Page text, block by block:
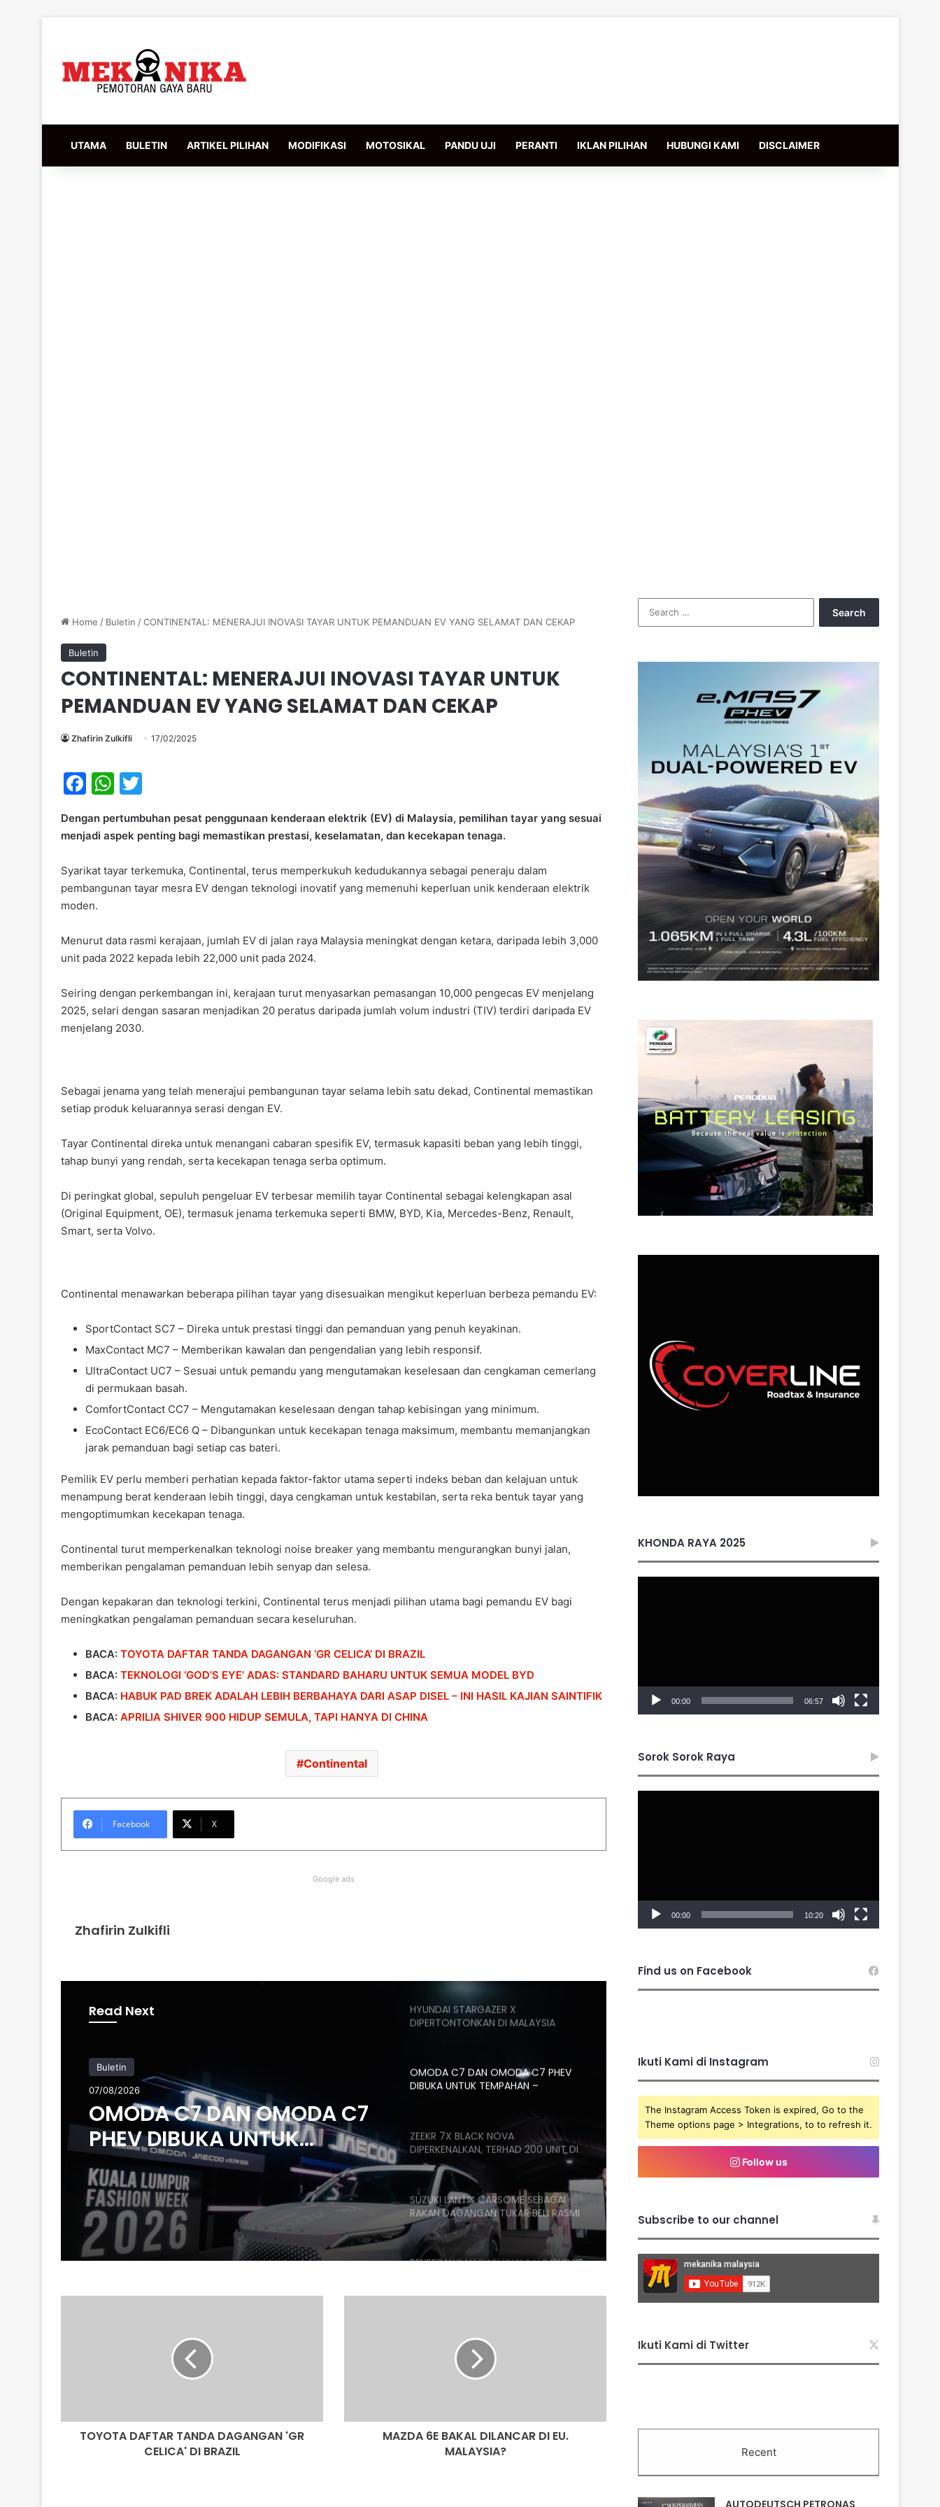
UTAMA BULETIN ARTIKEL PILIHAN MODIFIKASI MOTOSIKAL PANDU UJI PERANTI IKLAN PILIHAN HUBUNGI KAMI DISCLAIMER
Home / Buletin /CONTINENTAL: MENERAJUI INOVASI TAYAR UNTUK PEMANDUAN EV YANG SELAMAT DAN CEKAP
Buletin
CONTINENTAL: MENERAJUI INOVASI TAYAR UNTUK
PEMANDUAN EV YANG SELAMAT DAN CEKAP
Zhafirin Zulkifli 17/02/2025
F
c
b
o
o
k
W
at
s
A
p
itt
Dengan pertumbuhan pesat penggunaan kenderaan elektrik (EV) di Malaysia, pemilihan tayar yang sesuai
menjadi aspek penting bagi memastikan prestasi, keselamatan, dan kecekapan tenaga.
Syarikat tayar terkemuka, Continental, terus memperkukuh kedudukannya sebagai peneraju dalam
pembangunan tayar mesra EV dengan teknologi inovatif yang memenuhi keperluan unik kenderaan elektrik
moden.
Menurut data rasmi kerajaan, jumlah EV di jalan raya Malaysia meningkat dengan ketara, daripada lebih 3,000
unit pada 2022 kepada lebih 22,000 unit pada 2024.
Seiring dengan perkembangan ini, kerajaan turut menyasarkan pemasangan 10,000 pengecas EV menjelang
2025, selari dengan sasaran menjadikan 20 peratus daripada jumlah volum industri (TIV) terdiri daripada EV
menjelang 2030.
Sebagai jenama yang telah menerajui pembangunan tayar selama lebih satu dekad, Continental memastikan
setiap produk keluarannya serasi dengan EV.
Tayar Continental direka untuk menangani cabaran spesifik EV, termasuk kapasiti beban yang lebih tinggi,
tahap bunyi yang rendah, serta kecekapan tenaga serba optimum.
Di peringkat global, sepuluh pengeluar EV terbesar memilih tayar Continental sebagai kelengkapan asal
(Original Equipment, OE), termasuk jenama terkemuka seperti BMW, BYD, Kia, Mercedes-Benz, Renault,
Smart, serta Volvo.
Continental menawarkan beberapa pilihan tayar yang disesuaikan mengikut keperluan berbeza pemandu EV:
SportContact SC7 – Direka untuk prestasi tinggi dan pemanduan yang penuh keyakinan.
MaxContact MC7 – Memberikan kawalan dan pengendalian yang lebih responsif.
UltraContact UC7 – Sesuai untuk pemandu yang mengutamakan keselesaan dan cengkaman cemerlang
di permukaan basah.
ComfortContact CC7 – Mengutamakan keselesaan dengan tahap kebisingan yang minimum.
EcoContact EC6/EC6 Q – Dibangunkan untuk kecekapan tenaga maksimum, membantu memanjangkan
jarak pemanduan bagi setiap cas bateri.
Pemilik EV perlu memberi perhatian kepada faktor-faktor utama seperti indeks beban dan kelajuan untuk
menampung berat kenderaan lebih tinggi, daya cengkaman untuk kestabilan, serta reka bentuk tayar yang
mengoptimumkan kecekapan tenaga.
Continental turut memperkenalkan teknologi noise breaker yang membantu mengurangkan bunyi jalan,
memberikan pengalaman pemanduan lebih senyap dan selesa.
Dengan kepakaran dan teknologi terkini, Continental terus menjadi pilihan utama bagi pemandu EV bagi
meningkatkan pengalaman pemanduan secara keseluruhan.
BACA: TOYOTA DAFTAR TANDA DAGANGAN ‘GR CELICA’ DI BRAZIL
BACA: TEKNOLOGI ‘GOD’S EYE’ ADAS: STANDARD BAHARU UNTUK SEMUA MODEL BYD
BACA: HABUK PAD BREK ADALAH LEBIH BERBAHAYA DARI ASAP DISEL – INI HASIL KAJIAN SAINTIFIK
BACA: APRILIA SHIVER 900 HIDUP SEMULA, TAPI HANYA DI CHINA
Continental
Facebook X
Google ads
Zhafirin Zulkifli
Read Next
Buletin
07/08/2026
OMODA C7 DAN OMODA C7
PHEV DIBUKA UNTUK
TEMPAHAN – ANGGARAN
HARGA MULA RM160K
PENUMPANG CUBA BUKA PINTU
PESAWAT
HONDA UBAH STRATEGI, PILIH TATA
UNTUK PLATFORM GENERASI BAHARU
HYUNDAI STARGAZER X
DIPERTONTONKAN DI MALAYSIA
OMODA C7 DAN OMODA C7 PHEV
DIBUKA UNTUK TEMPAHAN –
ZEEKR 7X BLACK NOVA
DIPERKENALKAN, TERHAD 200 UNIT DI
MALAYSIA, HARGA MULA RM235K
SUZUKI LANTIK CARSOME SEBAGAI
RAKAN DAGANGAN TUKAR BELI RASMI
PENERBANGAN DARI KUALA LUMPUR KE
UNTUK PLATFORM GENERASI BAHARU
DONGFENG NISSAN DEDAH NX7
TOYOTA DAFTAR TANDA DAGANGAN 'GR
CELICA' DI BRAZIL
MAZDA 6E BAKAL DILANCAR DI EU.
MALAYSIA?
KHONDA RAYA 2025
00:00 06:57
Sorok Sorok Raya
00:00 10:20
Find us on Facebook
Ikuti Kami di Instagram
The Instagram Access Token is expired, Go to the
Theme options page > Integrations, to to refresh it.
Follow us
Subscribe to our channel
Ikuti Kami di Twitter
Recent
AUTODEUTSCH PETRONAS